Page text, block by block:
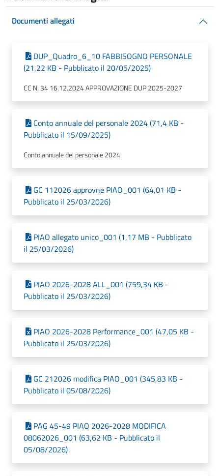
Documenti allegati
DUP_Quadro_6_10 FABBISOGNO PERSONALE
(21,22 KB - Pubblicato il 20/05/2025)
CC N. 34 16.12.2024 APPROVAZIONE DUP 2025-2027
Conto annuale del personale 2024 (71,4 KB -
Pubblicato il 15/09/2025)
Conto annuale del personale 2024
GC 112026 approvne PIAO_001 (64,01 KB -
Pubblicato il 25/03/2026)
PIAO allegato unico_001 (1,17 MB - Pubblicato
il 25/03/2026)
PIAO 2026-2028 ALL_001 (759,34 KB -
Pubblicato il 25/03/2026)
PIAO 2026-2028 Performance_001 (47,05 KB -
Pubblicato il 25/03/2026)
GC 212026 modifica PIAO_001 (345,83 KB -
Pubblicato il 05/08/2026)
PAG 45-49 PIAO 2026-2028 MODIFICA
08062026_001 (63,62 KB - Pubblicato il
05/08/2026)